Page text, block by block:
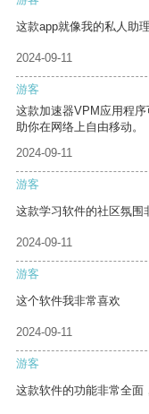
这款app就像我的私人助
2024-09-11
游客
这款加速器VPM应用程
助你在网络上自由移动。
2024-09-11
游客
这款学习软件的社区氛围
2024-09-11
游客
这个软件我非常喜欢
2024-09-11
游客
这款软件的功能非常全面